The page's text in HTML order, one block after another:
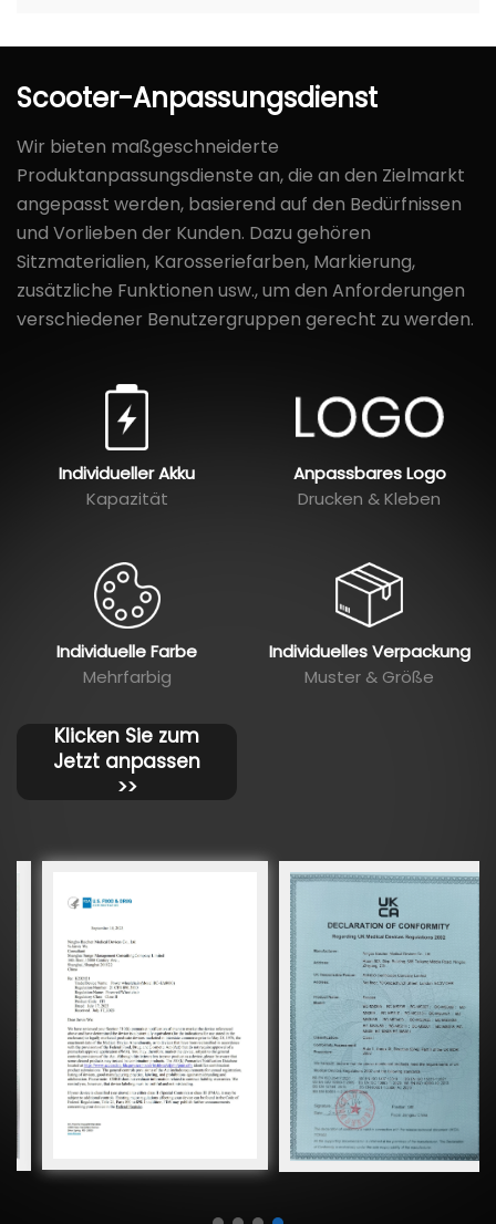
Scooter-Anpassungsdienst
Wir bieten maßgeschneiderte
Produktanpassungsdienste an, die an den Zielmarkt
angepasst werden, basierend auf den Bedürfnissen
und Vorlieben der Kunden. Dazu gehören
Sitzmaterialien, Karosseriefarben, Markierung,
zusätzliche Funktionen usw., um den Anforderungen
verschiedener Benutzergruppen gerecht zu werden.
Individueller Akku
Kapazität
Anpassbares Logo
Drucken & Kleben
Individuelle Farbe
Mehrfarbig
Individuelles Verpackung
Muster & Größe
Klicken Sie zum
Jetzt anpassen
>>